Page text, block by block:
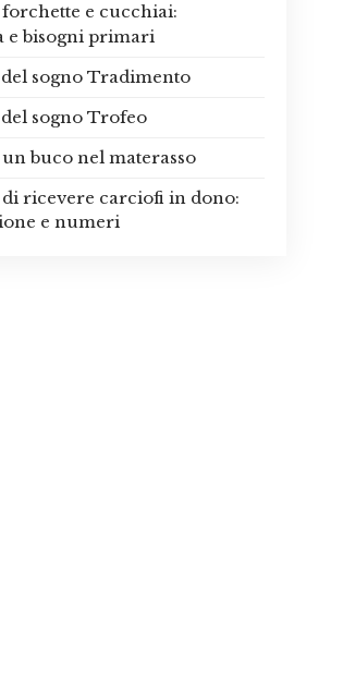
e cucchiai:
e bisogni primari
sogno Tradimento
sogno Trofeo
buco nel materasso
di ricevere carciofi in dono:
e numeri